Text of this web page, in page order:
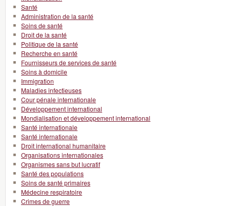
Santé
Administration de la santé
Soins de santé
Droit de la santé
Politique de la santé
Recherche en santé
Fournisseurs de services de santé
Soins à domicile
Immigration
Maladies infectieuses
Cour pénale internationale
Développement international
Mondialisation et développement international
Santé internationale
Santé internationale
Droit international humanitaire
Organisations internationales
Organismes sans but lucratif
Santé des populations
Soins de santé primaires
Médecine respiratoire
Crimes de guerre